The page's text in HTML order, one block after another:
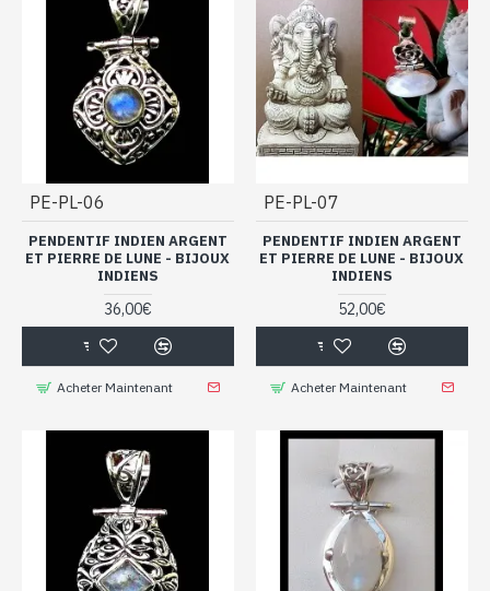
PE-PL-06
PENDENTIF INDIEN ARGENT
ET PIERRE DE LUNE - BIJOUX
INDIENS
36,00€
Acheter Maintenant
PE-PL-07
PENDENTIF INDIEN ARGENT
ET PIERRE DE LUNE - BIJOUX
INDIENS
52,00€
Acheter Maintenant